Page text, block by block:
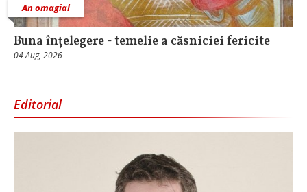
An omagial
Buna înțelegere - temelie a căsniciei fericite
04 Aug, 2026
Editorial